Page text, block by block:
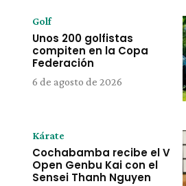
Golf
Unos 200 golfistas
compiten en la Copa
Federación
6 de agosto de 2026
Kárate
Cochabamba recibe el V
Open Genbu Kai con el
Sensei Thanh Nguyen